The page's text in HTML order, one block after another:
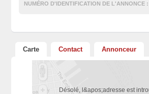
NUMÉRO D'IDENTIFICATION DE L'ANNONCE :
Carte Contact Annonceur
Désolé, l&apos;adresse est